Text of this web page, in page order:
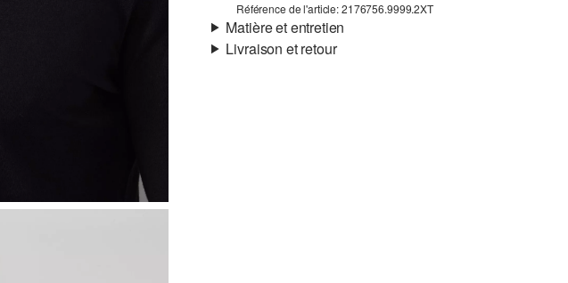
Référence de l'article: 2176756.9999.2XT
Matière et entretien
Livraison et retour